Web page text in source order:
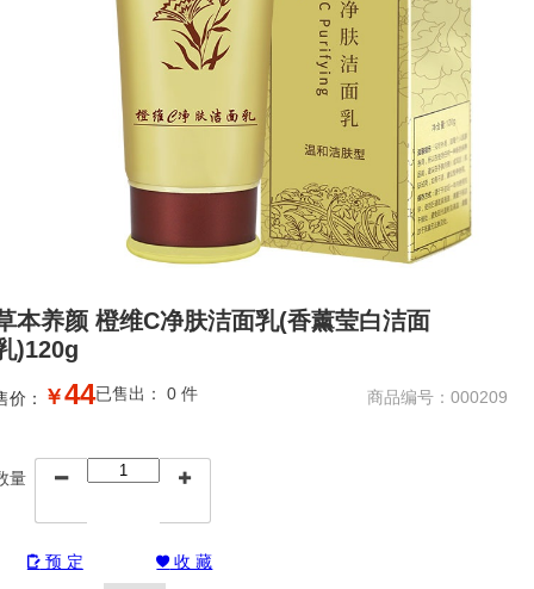
本养颜 橙维C净肤洁面乳(香薰莹白洁面
)120g
价： ￥44 商品编号：000209
已售出： 0 件
量  
预 定 收 藏